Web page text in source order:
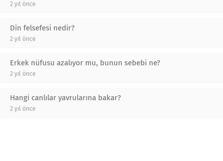
2 yıl önce
Din felsefesi nedir?
2 yıl önce
Erkek nüfusu azalıyor mu, bunun sebebi ne?
2 yıl önce
Hangi canlılar yavrularına bakar?
2 yıl önce